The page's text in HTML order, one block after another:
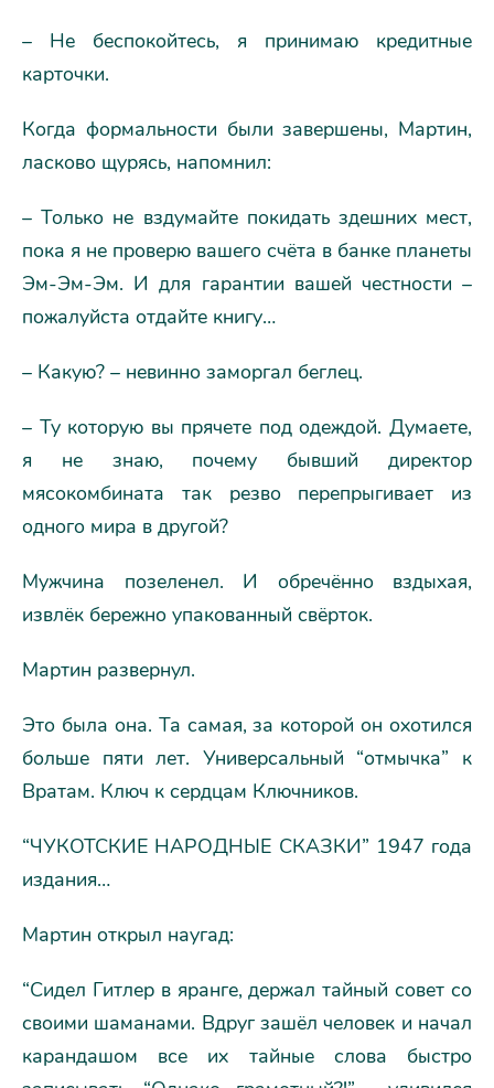
– Не беспокойтесь, я принимаю кредитные
карточки.
Когда формальности были завершены, Мартин,
ласково щурясь, напомнил:
– Только не вздумайте покидать здешних мест,
пока я не проверю вашего счёта в банке планеты
Эм-Эм-Эм. И для гарантии вашей честности –
пожалуйста отдайте книгу…
– Какую? – невинно заморгал беглец.
– Ту которую вы прячете под одеждой. Думаете,
я не знаю, почему бывший директор
мясокомбината так резво перепрыгивает из
одного мира в другой?
Мужчина позеленел. И обречённо вздыхая,
извлёк бережно упакованный свёрток.
Мартин развернул.
Это была она. Та самая, за которой он охотился
больше пяти лет. Универсальный “отмычка” к
Вратам. Ключ к сердцам Ключников.
“ЧУКОТСКИЕ НАРОДНЫЕ СКАЗКИ” 1947 года
издания…
Мартин открыл наугад:
“Сидел Гитлер в яранге, держал тайный совет со
своими шаманами. Вдруг зашёл человек и начал
карандашом все их тайные слова быстро